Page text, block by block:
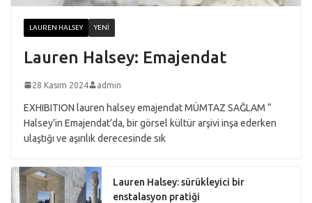
LAUREN HALSEY YENI
Lauren Halsey: Emajendat
28 Kasım 2024 admin
EXHIBITION lauren halsey emajendat MÜMTAZ SAĞLAM “
Halsey’in Emajendat’da, bir görsel kültür arşivi inşa ederken
ulaştığı ve aşırılık derecesinde sık
Lauren Halsey: sürükleyici bir
enstalasyon pratiği